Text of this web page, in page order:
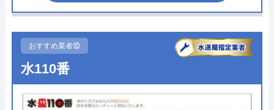
公式サイトを見る
0120-569-365
●駆けつけ時間 最短30分
●受付時間 24時間
●定休日
●出張見積もり
●支払い方法
現金・銀行振込・クレジットカー
おすすめ業者⑩
水110番